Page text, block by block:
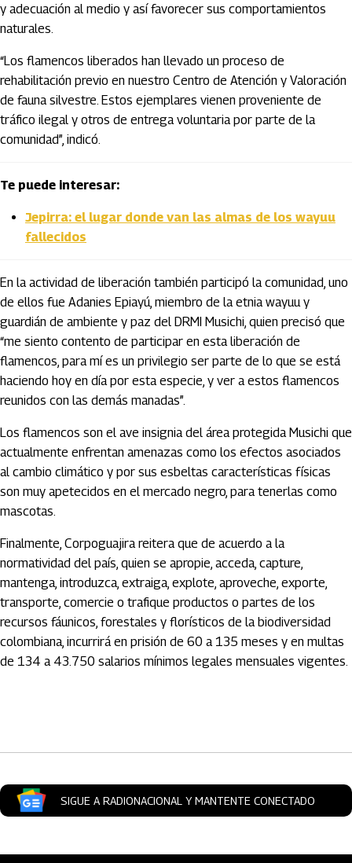
y adecuación al medio y así favorecer sus comportamientos
naturales.
“Los flamencos liberados han llevado un proceso de
rehabilitación previo en nuestro Centro de Atención y Valoración
de fauna silvestre. Estos ejemplares vienen proveniente de
tráfico ilegal y otros de entrega voluntaria por parte de la
comunidad”, indicó.
Te puede interesar:
Jepirra: el lugar donde van las almas de los wayuu
fallecidos
En la actividad de liberación también participó la comunidad, uno
de ellos fue Adanies Epiayú, miembro de la etnia wayuu y
guardián de ambiente y paz del DRMI Musichi, quien precisó que
“me siento contento de participar en esta liberación de
flamencos, para mí es un privilegio ser parte de lo que se está
haciendo hoy en día por esta especie, y ver a estos flamencos
reunidos con las demás manadas”.
Los flamencos son el ave insignia del área protegida Musichi que
actualmente enfrentan amenazas como los efectos asociados
al cambio climático y por sus esbeltas características físicas
son muy apetecidos en el mercado negro, para tenerlas como
mascotas.
Finalmente, Corpoguajira reitera que de acuerdo a la
normatividad del país, quien se apropie, acceda, capture,
mantenga, introduzca, extraiga, explote, aproveche, exporte,
transporte, comercie o trafique productos o partes de los
recursos fáunicos, forestales y florísticos de la biodiversidad
colombiana, incurrirá en prisión de 60 a 135 meses y en multas
de 134 a 43.750 salarios mínimos legales mensuales vigentes.
SIGUE A RADIONACIONAL Y MANTENTE CONECTADO